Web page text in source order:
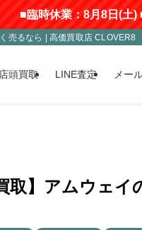
8日(土) ■査定：LINEと
売るなら | 高価買取店 CLOVER8
店頭買取 LINE査定 メー
取】アムウェ